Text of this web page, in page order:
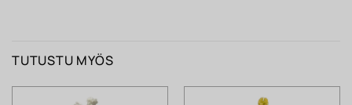
TUTUSTU MYÖS